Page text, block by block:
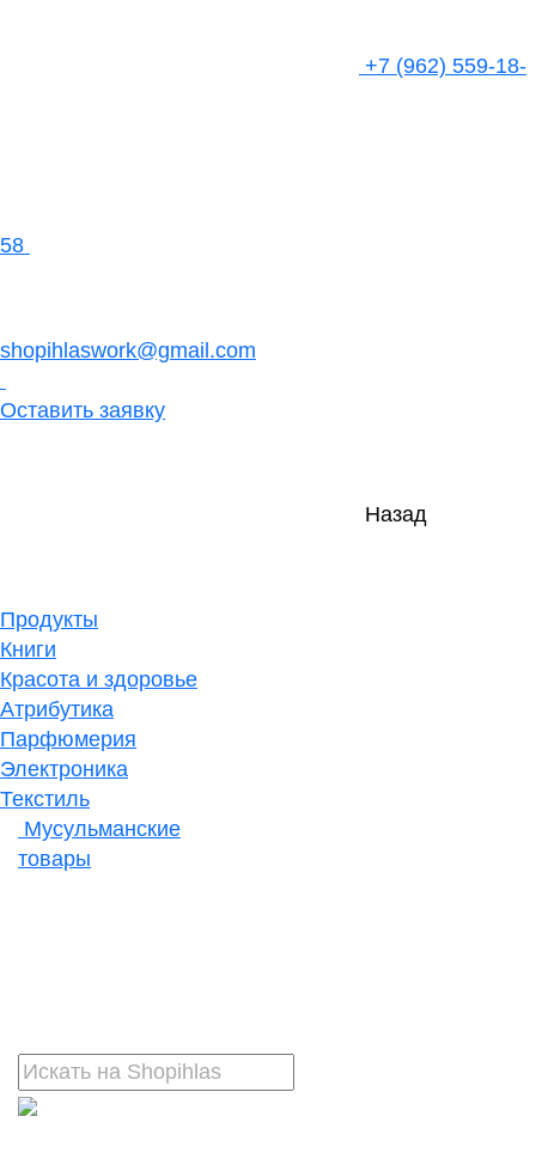
+7 (962) 559-18-
58
shopihlaswork@gmail.com
Оставить заявку
Назад
Продукты
Книги
Красота и здоровье
Атрибутика
Парфюмерия
Электроника
Текстиль
Мусульманские
товары